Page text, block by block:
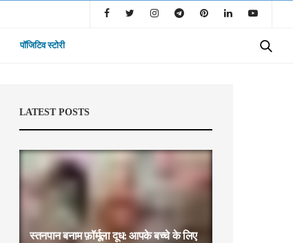
पॉजिटिव स्टोरी
LATEST POSTS
स्तनपान बनाम फ़ॉर्मूला दूध: आपके बच्चे के लिए